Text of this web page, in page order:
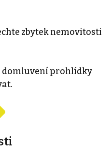
zbytek nemovitosti
domluvení prohlídky